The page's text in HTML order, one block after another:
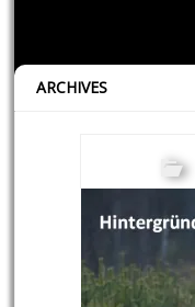
ARCHIVES